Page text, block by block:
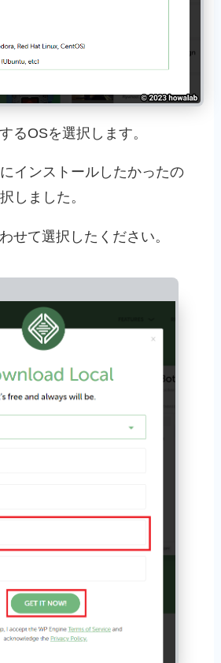
るOSを選択します。
インストールしたかったの
しました。
せて選択したください。